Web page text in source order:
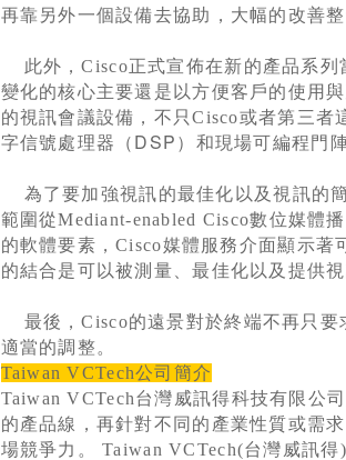
再靠另外一個設備去協助，大幅的改善整
此外，Cisco正式宣佈在新的產品系列
變化的核心主要還是以方便客戶的使用與
的視訊會議設備，不只Cisco或者第三者
字信號處理器（ DSP ）和現場可編程門
為了要加強視訊的最佳化以及視訊的
範圍從Mediant-enabled Cisco數位媒體
的軟體要素，Cisco媒體服務介面顯示著
的結合是可以被測量、最佳化以及提供
最後，Cisco的遠景對於終端不再只
適當的調整。
Taiwan VCTech公司簡介
Taiwan VCTech台灣威訊得科技有限公
的產品線，再針對不同的產業性質或需
場競爭力。
Taiwan VCTech(台灣威訊得)